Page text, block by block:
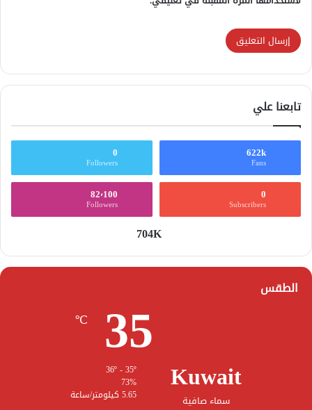
تابعنا علي
622k
Fans
0
Followers
0
Subscribers
82٬100
Followers
704K
الطقس
Kuwait
سماء صافية
35
℃
73%
5.65 كيلومتر/ساعة